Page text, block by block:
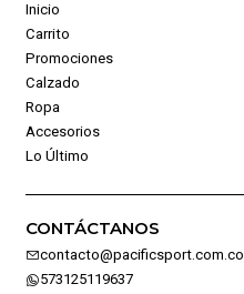
Inicio
Carrito
Promociones
Calzado
Ropa
Accesorios
Lo Último
CONTÁCTANOS
contacto@pacificsport.com.co
573125119637